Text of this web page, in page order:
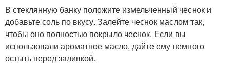
В стеклянную банку положите измельченный чеснок и
добавьте соль по вкусу. Залейте чеснок маслом так,
чтобы оно полностью покрыло чеснок. Если вы
использовали ароматное масло, дайте ему немного
остыть перед заливкой.